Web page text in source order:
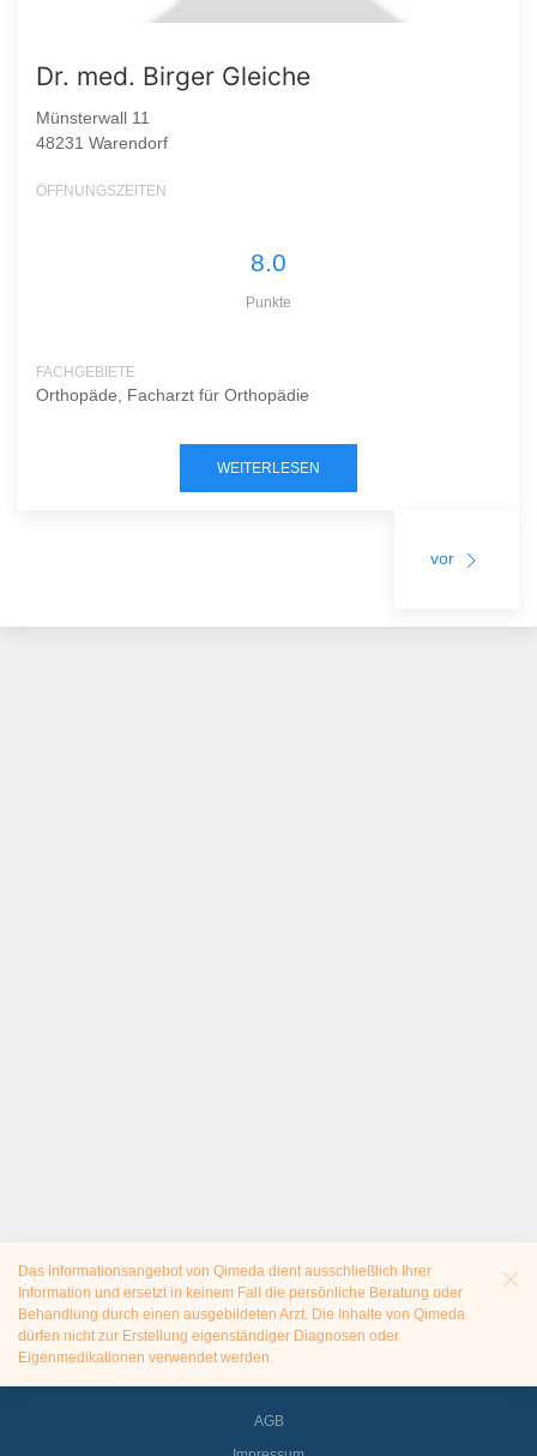
Dr. med. Birger Gleiche
Münsterwall 11
48231 Warendorf
ÖFFNUNGSZEITEN
8.0
Punkte
FACHGEBIETE
Orthopäde, Facharzt für Orthopädie
WEITERLESEN
vor
Das Informationsangebot von Qimeda dient ausschließlich Ihrer
Information und ersetzt in keinem Fall die persönliche Beratung oder
Behandlung durch einen ausgebildeten Arzt. Die Inhalte von Qimeda
dürfen nicht zur Erstellung eigenständiger Diagnosen oder
Eigenmedikationen verwendet werden.
AGB